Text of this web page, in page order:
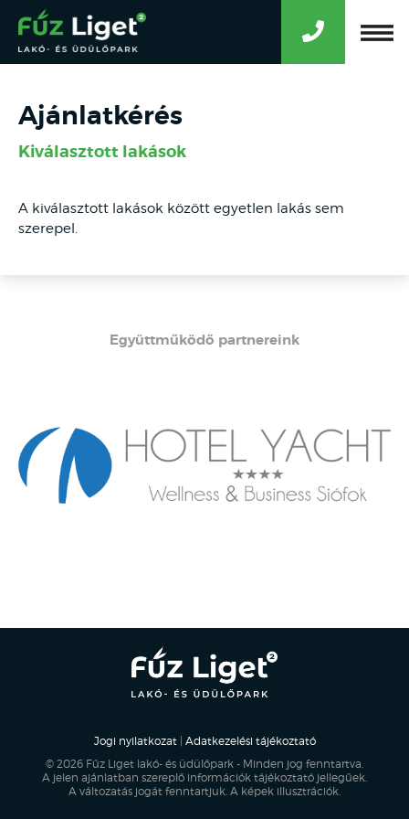
Ajánlatkérés
Kiválasztott lakások
A kiválasztott lakások között egyetlen lakás sem
szerepel.
Együttműködő partnereink
Jogi nyilatkozat | Adatkezelési tájékoztató
© 2026 Fűz Liget lakó- és üdülőpark - Minden jog fenntartva.
A jelen ajánlatban szereplő információk tájékoztató jellegűek.
A változatás jogát fenntartjuk. A képek illusztrációk.